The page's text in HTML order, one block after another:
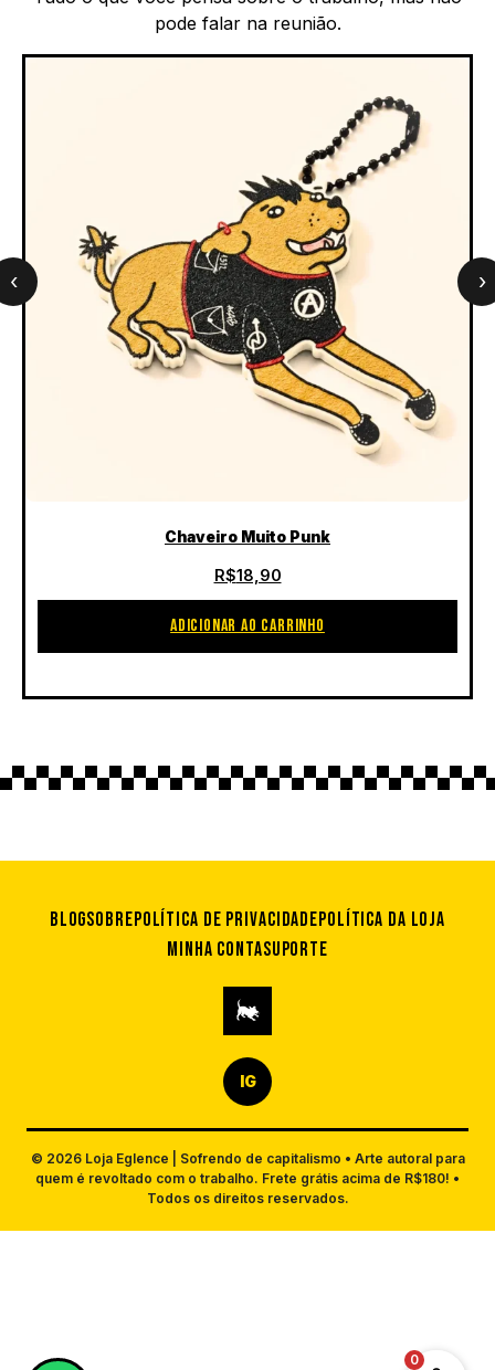
pode falar na reunião.
‹
Chaveiro Muito Punk
R$18,90
ADICIONAR AO CARRINHO
›
BlogSobrePolítica de privacidadePolítica da loja
Minha contaSuporte
IG
© 2026 Loja Eglence | Sofrendo de capitalismo • Arte autoral para
quem é revoltado com o trabalho. Frete grátis acima de R$180! •
Todos os direitos reservados.
0